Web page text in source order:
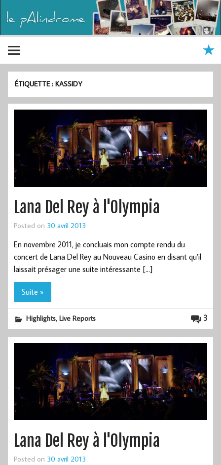
ÉTIQUETTE :KASSIDY
Lana Del Rey à l'Olympia
Posted on 30 avril 2013
En novembre 2011, je concluais mon compte rendu du
concert de Lana Del Rey au Nouveau Casino en disant qu’il
laissait présager une suite intéressante […]
Suite »
3
Highlights,Live Reports
Lana Del Rey à l'Olympia
Posted on 30 avril 2013